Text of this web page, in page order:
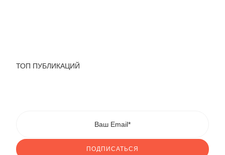
ТОП ПУБЛИКАЦИЙ
ПОДПИСАТЬСЯ